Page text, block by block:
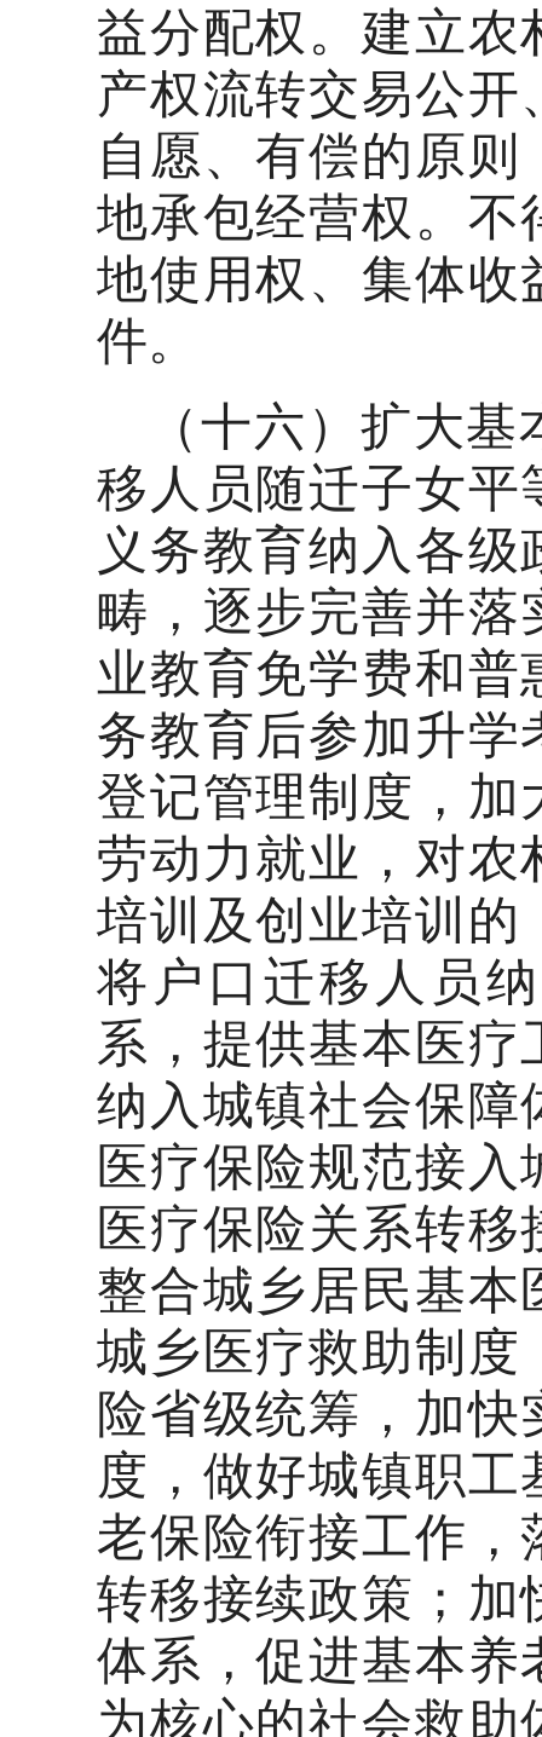
益分配权。建立农
产权流转交易公
自愿、有偿的原
地承包经营权。不
地使用权、集体收
件。
（十六）扩大
移人员随迁子女平
义务教育纳入各
畴，逐步完善并落
业教育免学费和
务教育后参加升学
登记管理制度，加
劳动力就业，对农
培训及创业培训的
将户口迁移人员
系，提供基本医
纳入城镇社会保障
医疗保险规范接
医疗保险关系转
整合城乡居民基本
城乡医疗救助制度
险省级统筹，加
度，做好城镇职
老保险衔接工作，
转移接续政策；加
体系，促进基本养
为核心的社会救